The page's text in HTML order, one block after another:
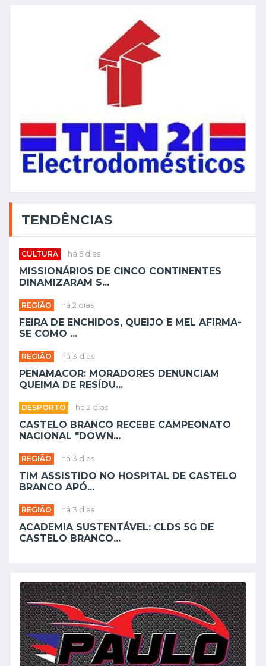
TENDÊNCIAS
CULTURA há 5 dias
MISSIONÁRIOS DE CINCO CONTINENTES
DINAMIZARAM S...
REGIÃO há 2 dias
FEIRA DE ENCHIDOS, QUEIJO E MEL AFIRMA-
SE COMO ...
REGIÃO há 3 dias
PENAMACOR: MORADORES DENUNCIAM
QUEIMA DE RESÍDU...
DESPORTO há 2 dias
CASTELO BRANCO RECEBE CAMPEONATO
NACIONAL "DOWN...
REGIÃO há 3 dias
TIM ASSISTIDO NO HOSPITAL DE CASTELO
BRANCO APÓ...
REGIÃO há 3 dias
ACADEMIA SUSTENTÁVEL: CLDS 5G DE
CASTELO BRANCO...